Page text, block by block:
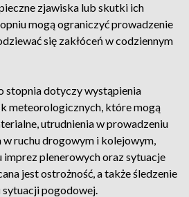
zjawiska lub skutki ich
mogą ograniczyć prowadzenie
się zakłóceń w codziennym
stopnia dotyczy wystąpienia
meteorologicznych, które mogą
utrudnienia w prowadzeniu
w ruchu drogowym i kolejowym,
imprez plenerowych oraz sytuacje
jest ostrożność, a także śledzenie
pogodowej.